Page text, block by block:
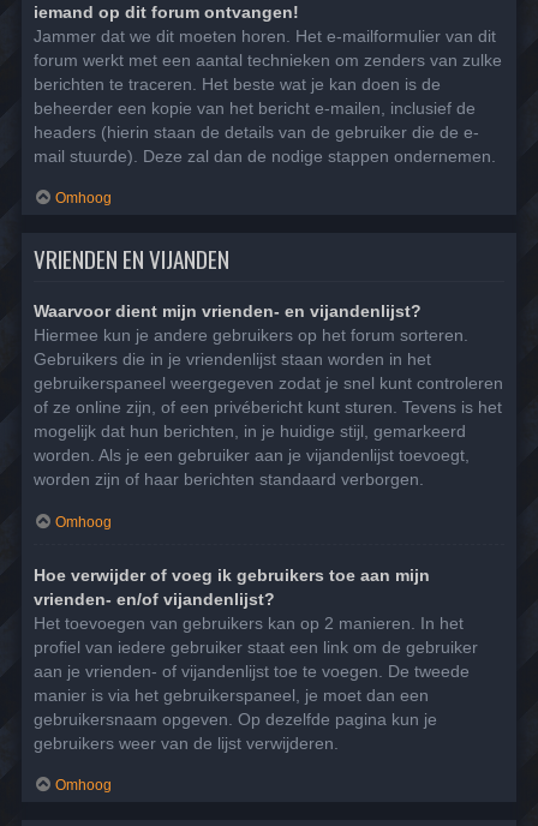
iemand op dit forum ontvangen!
Jammer dat we dit moeten horen. Het e-mailformulier van dit
forum werkt met een aantal technieken om zenders van zulke
berichten te traceren. Het beste wat je kan doen is de
beheerder een kopie van het bericht e-mailen, inclusief de
headers (hierin staan de details van de gebruiker die de e-
mail stuurde). Deze zal dan de nodige stappen ondernemen.
Omhoog
VRIENDEN EN VIJANDEN
Waarvoor dient mijn vrienden- en vijandenlijst?
Hiermee kun je andere gebruikers op het forum sorteren.
Gebruikers die in je vriendenlijst staan worden in het
gebruikerspaneel weergegeven zodat je snel kunt controleren
of ze online zijn, of een privébericht kunt sturen. Tevens is het
mogelijk dat hun berichten, in je huidige stijl, gemarkeerd
worden. Als je een gebruiker aan je vijandenlijst toevoegt,
worden zijn of haar berichten standaard verborgen.
Omhoog
Hoe verwijder of voeg ik gebruikers toe aan mijn
vrienden- en/of vijandenlijst?
Het toevoegen van gebruikers kan op 2 manieren. In het
profiel van iedere gebruiker staat een link om de gebruiker
aan je vrienden- of vijandenlijst toe te voegen. De tweede
manier is via het gebruikerspaneel, je moet dan een
gebruikersnaam opgeven. Op dezelfde pagina kun je
gebruikers weer van de lijst verwijderen.
Omhoog